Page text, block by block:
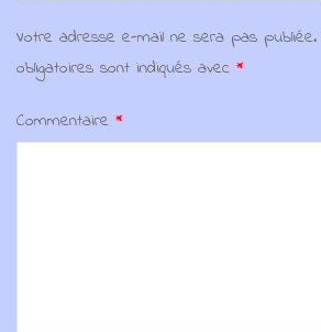
Votre adresse e-mail ne sera pas publiée.
obligatoires sont indiqués avec *
Commentaire *